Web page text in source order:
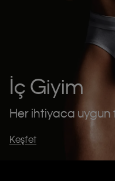
İç Giyim
Her ihtiyaca uygun
Keşfet